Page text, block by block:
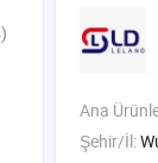
Ana
Şehir/İl: